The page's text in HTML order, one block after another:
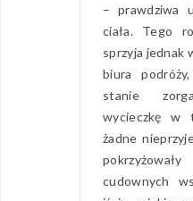
– prawdziwa
ciała. Tego
sprzyja jednak
biura
stanie
wycieczkę w
żadne
cudownych